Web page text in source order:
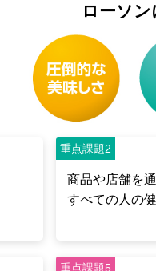
ローソ
重点課題2
商品や店舗を
すべての人の
重点課題5